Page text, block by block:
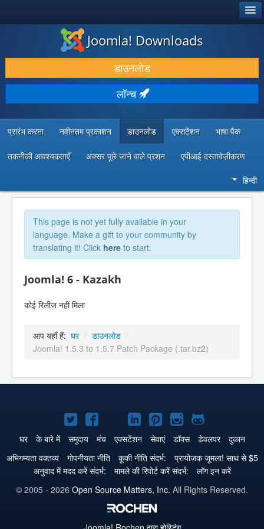
डाउनलोड करें और बढ़ाएं
खोजें और जानें
सामुदायिक समर्थन
डेवलपर संसाधन
Joomla! Downloads
डाउनलोड
लॉन्च
प्रारंभ करना नवीनतम प्रकाशन डाउनलोड एक्सटेंशन भाषा पैक
तकनीकी आवश्यकताएँ अक्सर पूछे जाने वाले प्रशन एपीआई दस्तावेज़ीकरण
हिन्दी
This page is not yet fully available in your
language. Make a gift to your community by
translating it! Click here to start.
Joomla! 6 - Kazakh
कोई रिलीज नहीं मिला
आप यहाँ हैं: घर / डाउनलोड /
Joomla! 1.5.3 to 1.5.7 Patch Package (.tar.bz2)
Joomla!
Twitter
पे
Joomla!
Facebook
पे
Joomla!
GitHub
Joomla!
LinkedIn
पे
Joomla!
Pinterest
पे
Joomla!
Instagram
पे
Joomla!
GitHub
पे
घर के बारे में समुदाय मंच एक्सटेंशन सेवाएं डॉक्स डेवलपर
दुकान
अभिगम्यता वक्तव्य
गोपनीयता नीति कूकी नीति संदर्भ:
प्रायोजक जूमला! साथ से $5
अनुवाद में मदद करें संदर्भ:
मामले की रिपोर्ट करें संदर्भ:
लॉग इन करें
© 2005 - 2026 Open Source Matters, Inc. All Rights Reserved.